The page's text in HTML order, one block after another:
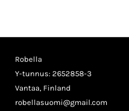
Robella
Y-tunnus: 2652858-3
Vantaa, Finland
robellasuomi@gmail.com